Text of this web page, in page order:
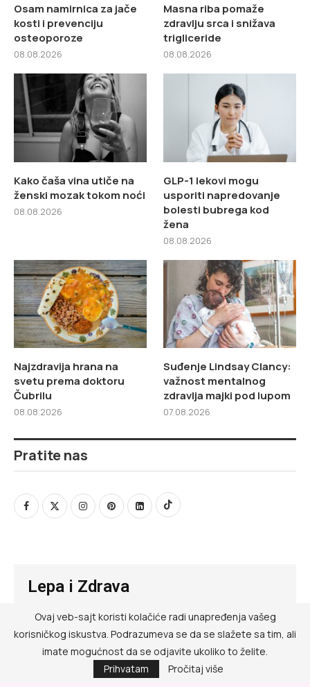
Osam namirnica za jače
kosti i prevenciju
osteoporoze
08.08.2026
Masna riba pomaže
zdravlju srca i snižava
trigliceride
08.08.2026
Kako čaša vina utiče na
ženski mozak tokom noći
08.08.2026
GLP-1 lekovi mogu
usporiti napredovanje
bolesti bubrega kod
žena
08.08.2026
Najzdravija hrana na
svetu prema doktoru
Čubrilu
08.08.2026
Suđenje Lindsay Clancy:
važnost mentalnog
zdravlja majki pod lupom
07.08.2026
Pratite nas
Lepa i Zdrava
@ RED MEDIA GROUP 2026
Kontakt
Ovaj veb-sajt koristi kolačiće radi unapređenja vašeg
korisničkog iskustva. Podrazumeva se da se slažete sa tim, ali
imate mogućnost da se odjavite ukoliko to želite.
Prihvatam
Pročitaj više